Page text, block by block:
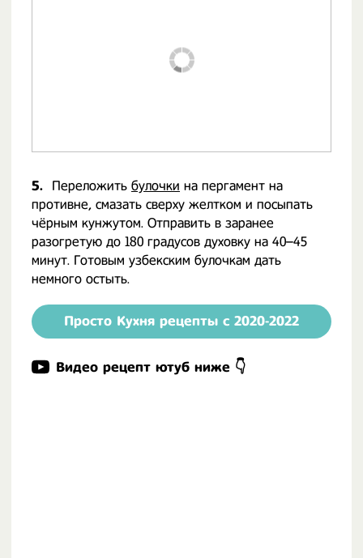
5. Переложить булочки на пергамент на
противне, смазать сверху желтком и посыпать
чёрным кунжутом. Отправить в заранее
разогретую до 180 градусов духовку на 40–45
минут. Готовым узбекским булочкам дать
немного остыть.
Просто Кухня рецепты с 2020-2022
Видео рецепт ютуб ниже 👇